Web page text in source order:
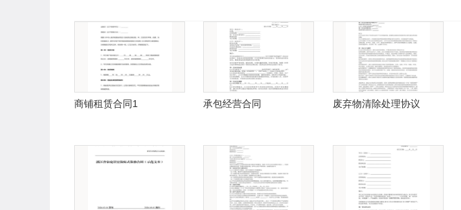
商铺租赁合同1 承包经营合同 废弃物清除处理协议